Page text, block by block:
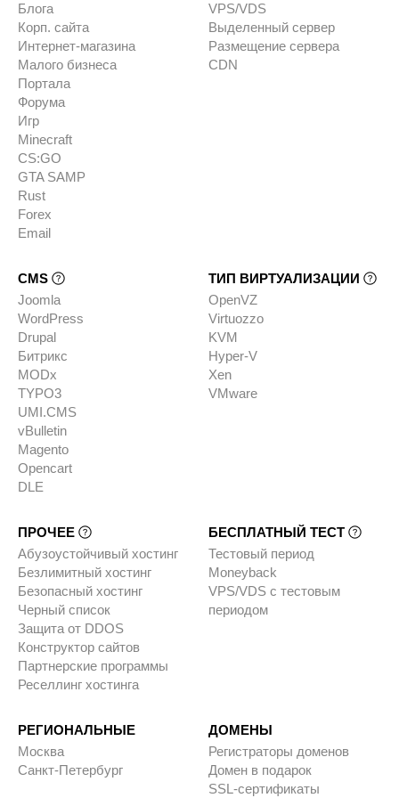
Блога
Корп. сайта
Интернет-магазина
Малого бизнеса
Портала
Форума
Игр
Minecraft
CS:GO
GTA SAMP
Rust
Forex
Email
VPS/VDS
Выделенный сервер
Размещение сервера
CDN
CMS
Joomla
WordPress
Drupal
Битрикс
MODx
TYPO3
UMI.CMS
vBulletin
Magento
Opencart
DLE
ТИП ВИРТУАЛИЗАЦИИ
OpenVZ
Virtuozzo
KVM
Hyper-V
Xen
VMware
ПРОЧЕЕ
Абузоустойчивый хостинг
Безлимитный хостинг
Безопасный хостинг
Черный список
Защита от DDOS
Конструктор сайтов
Партнерские программы
Реселлинг хостинга
БЕСПЛАТНЫЙ ТЕСТ
Тестовый период
Moneyback
VPS/VDS с тестовым
периодом
РЕГИОНАЛЬНЫЕ
Москва
Санкт-Петербург
ДОМЕНЫ
Регистраторы доменов
Домен в подарок
SSL-сертификаты